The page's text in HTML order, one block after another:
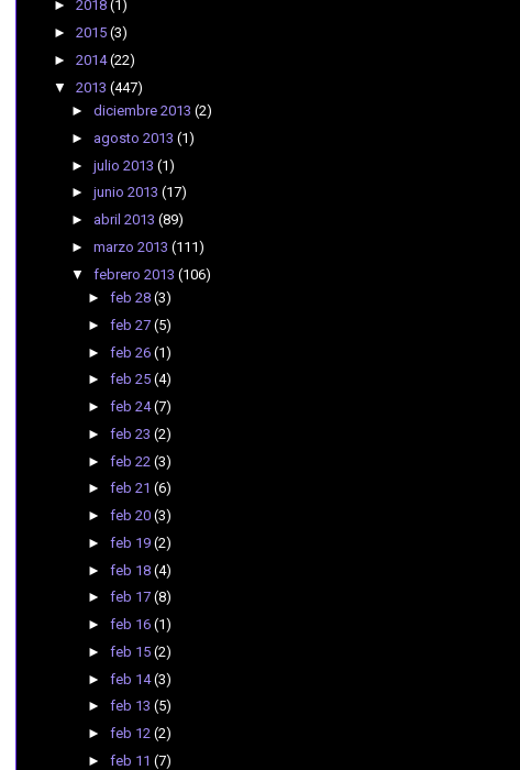
► 2018 (1)
► 2015 (3)
► 2014(22)
▼ 2013 (447)
► diciembre 2013 (2)
► agosto 2013 (1)
► julio 2013 (1)
► junio 2013 (17)
► abril 2013 (89)
► marzo 2013 (111)
▼ febrero 2013 (106)
►feb 28(3)
►feb 27(5)
►feb 26(1)
►feb 25(4)
►feb 24(7)
►feb 23(2)
►feb 22(3)
►feb 21(6)
►feb 20(3)
►feb 19(2)
►feb 18(4)
►feb 17(8)
►feb 16(1)
►feb 15(2)
►feb 14(3)
►feb 13(5)
►feb 12(2)
►feb 11(7)